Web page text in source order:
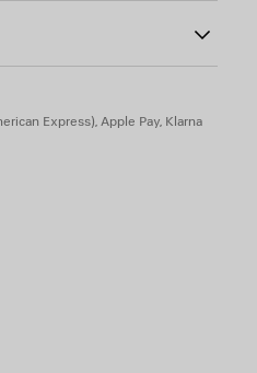
Express), Apple Pay, Klarna